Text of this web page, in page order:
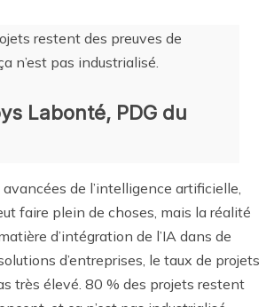
restent des preuves de
n’est pas industrialisé.
Labonté, PDG du
de l’intelligence artificielle,
faire plein de choses, mais la réalité
d’intégration de l’IA dans de
d’entreprises, le taux de projets
très élevé. 80 % des projets restent